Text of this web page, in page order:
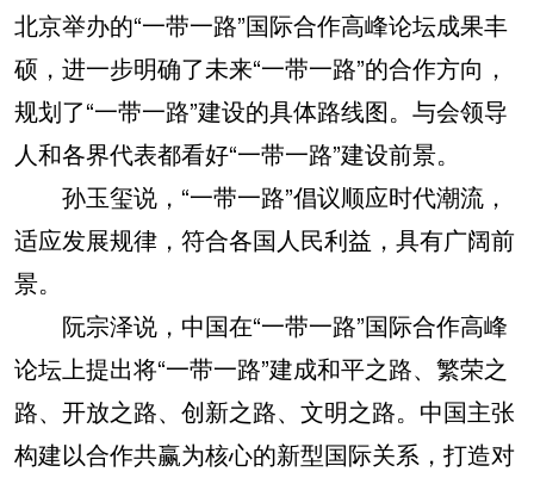
北京举办的“一带一路”国际合作高峰论坛成果丰
硕，进一步明确了未来“一带一路”的合作方向，
规划了“一带一路”建设的具体路线图。与会领导
人和各界代表都看好“一带一路”建设前景。
孙玉玺说，“一带一路”倡议顺应时代潮流，
适应发展规律，符合各国人民利益，具有广阔前
景。
阮宗泽说，中国在“一带一路”国际合作高峰
论坛上提出将“一带一路”建成和平之路、繁荣之
路、开放之路、创新之路、文明之路。中国主张
构建以合作共赢为核心的新型国际关系，打造对